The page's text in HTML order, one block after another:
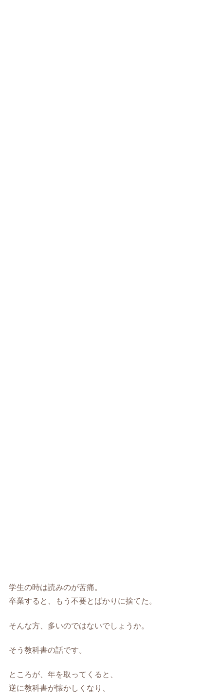
学生の時は読みのが苦痛。
卒業すると、もう不要とばかりに捨てた。
そんな方、多いのではないでしょうか。
そう教科書の話です。
ところが、年を取ってくると、
逆に教科書が懐かしくなり、